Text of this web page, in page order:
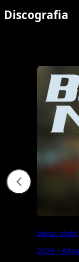
Discografia
beirut night
2026 •